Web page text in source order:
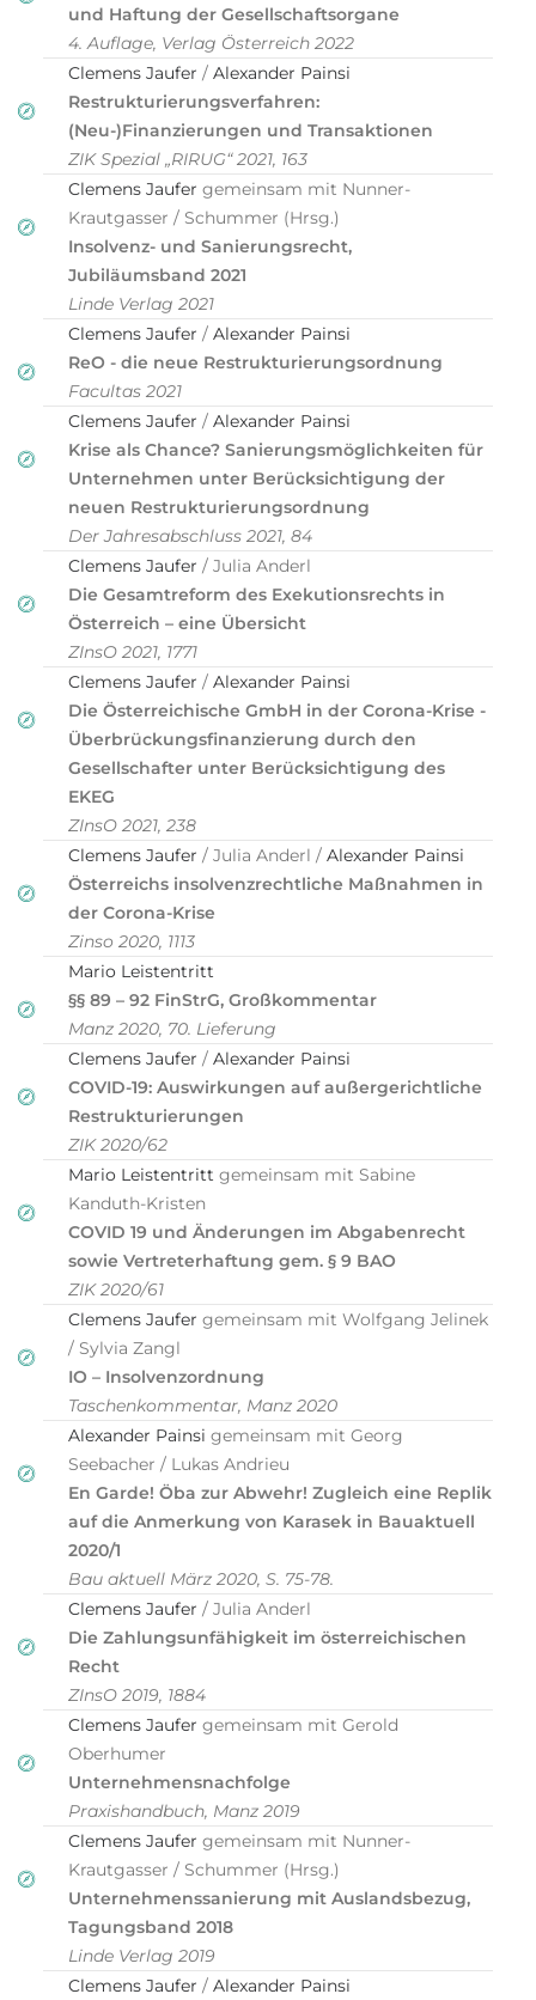
und Haftung der Gesellschaftsorgane
4. Auflage, Verlag Österreich 2022
Clemens Jaufer / Alexander Painsi
Restrukturierungsverfahren:
(Neu-)Finanzierungen und Transaktionen
ZIK Spezial „RIRUG“ 2021, 163
Clemens Jaufer gemeinsam mit Nunner-
Krautgasser / Schummer (Hrsg.)
Insolvenz- und Sanierungsrecht,
Jubiläumsband 2021
Linde Verlag 2021
Clemens Jaufer / Alexander Painsi
ReO - die neue Restrukturierungsordnung
Facultas 2021
Clemens Jaufer / Alexander Painsi
Krise als Chance? Sanierungsmöglichkeiten für
Unternehmen unter Berücksichtigung der
neuen Restrukturierungsordnung
Der Jahresabschluss 2021, 84
Clemens Jaufer / Julia Anderl
Die Gesamtreform des Exekutionsrechts in
Österreich – eine Übersicht
ZInsO 2021, 1771
Clemens Jaufer / Alexander Painsi
Die Österreichische GmbH in der Corona-Krise -
Überbrückungsfinanzierung durch den
Gesellschafter unter Berücksichtigung des
EKEG
ZInsO 2021, 238
Clemens Jaufer / Julia Anderl / Alexander Painsi
Österreichs insolvenzrechtliche Maßnahmen in
der Corona-Krise
Zinso 2020, 1113
Mario Leistentritt
§§ 89 – 92 FinStrG, Großkommentar
Manz 2020, 70. Lieferung
Clemens Jaufer / Alexander Painsi
COVID-19: Auswirkungen auf außergerichtliche
Restrukturierungen
ZIK 2020/62
Mario Leistentritt gemeinsam mit Sabine
Kanduth-Kristen
COVID 19 und Änderungen im Abgabenrecht
sowie Vertreterhaftung gem. § 9 BAO
ZIK 2020/61
Clemens Jaufer gemeinsam mit Wolfgang Jelinek
/ Sylvia Zangl
IO – Insolvenzordnung
Taschenkommentar, Manz 2020
Alexander Painsi gemeinsam mit Georg
Seebacher / Lukas Andrieu
En Garde! Öba zur Abwehr! Zugleich eine Replik
auf die Anmerkung von Karasek in Bauaktuell
2020/1
Bau aktuell März 2020, S. 75-78.
Clemens Jaufer / Julia Anderl
Die Zahlungsunfähigkeit im österreichischen
Recht
ZInsO 2019, 1884
Clemens Jaufer gemeinsam mit Gerold
Oberhumer
Unternehmensnachfolge
Praxishandbuch, Manz 2019
Clemens Jaufer gemeinsam mit Nunner-
Krautgasser / Schummer (Hrsg.)
Unternehmenssanierung mit Auslandsbezug,
Tagungsband 2018
Linde Verlag 2019
Clemens Jaufer / Alexander Painsi